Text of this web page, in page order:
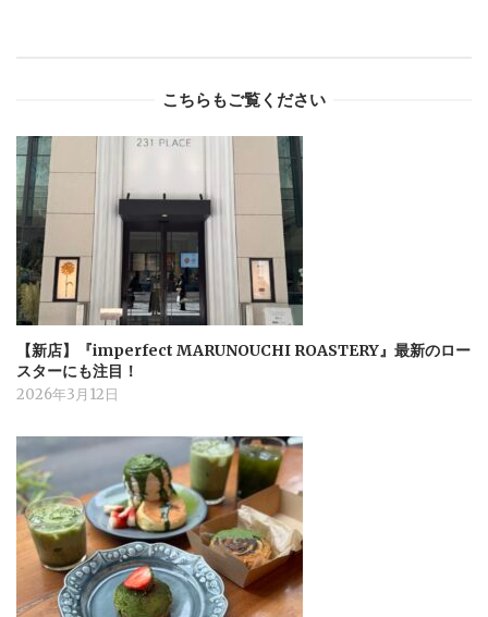
こちらもご覧ください
【新店】『imperfect MARUNOUCHI ROASTERY』最新のロー
スターにも注目！
2026年3月12日